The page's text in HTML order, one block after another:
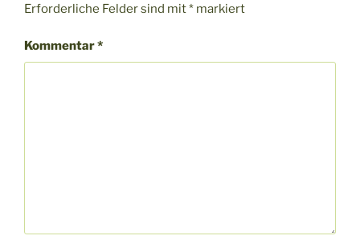
Erforderliche Felder sind mit* markiert
Kommentar*